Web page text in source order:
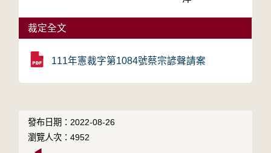
裁定全文
111年憲裁字第1084號蔡宗諺聲請案
發布日期：2022-08-26
瀏覽人次：4952